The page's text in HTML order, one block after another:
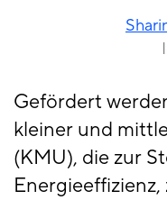
Gefördert
kleiner und
(KMU), die zur